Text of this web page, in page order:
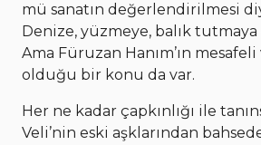
mü sanatın değerlendirilmesi
Denize, yüzmeye, balık tutmaya
Ama Füruzan Hanım’ın mesafeli
olduğu bir konu da var.
Her ne kadar çapkınlığı ile
Veli’nin eski aşklarından